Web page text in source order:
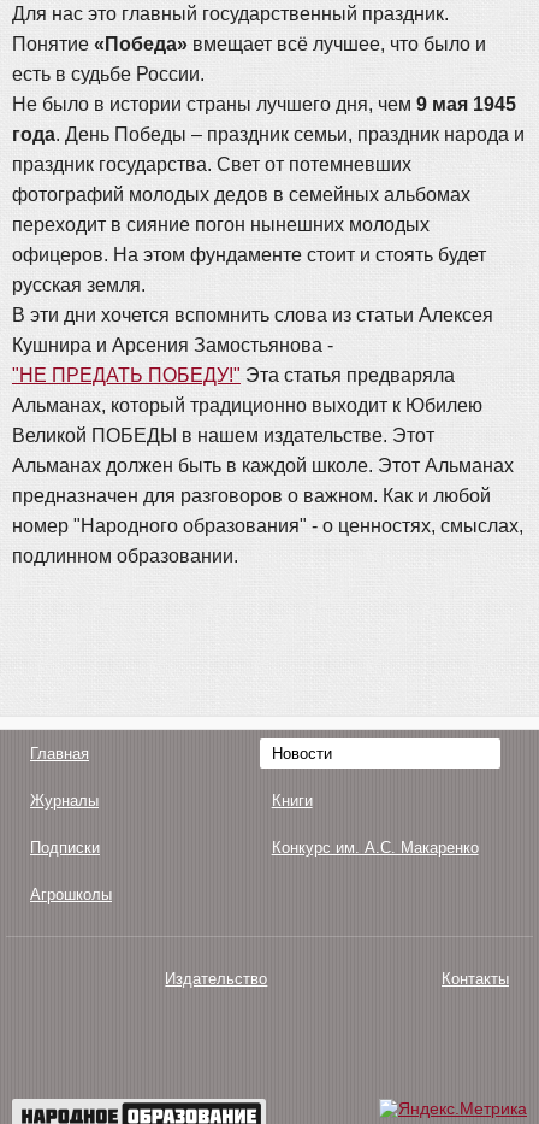
Для нас это главный государственный праздник.
Понятие «Победа» вмещает всё лучшее, что было и
есть в судьбе России.
Не было в истории страны лучшего дня, чем 9 мая 1945
года. День Победы – праздник семьи, праздник народа и
праздник государства. Свет от потемневших
фотографий молодых дедов в семейных альбомах
переходит в сияние погон нынешних молодых
офицеров. На этом фундаменте стоит и стоять будет
русская земля.
В эти дни хочется вспомнить слова из статьи Алексея
Кушнира и Арсения Замостьянова -
"НЕ ПРЕДАТЬ ПОБЕДУ!" Эта статья предваряла
Альманах, который традиционно выходит к Юбилею
Великой ПОБЕДЫ в нашем издательстве. Этот
Альманах должен быть в каждой школе. Этот Альманах
предназначен для разговоров о важном. Как и любой
номер "Народного образования" - о ценностях, смыслах,
подлинном образовании.
Главная Новости
Журналы Книги
Подписки Конкурс им. А.С. Макаренко
Агрошколы
Издательство Контакты